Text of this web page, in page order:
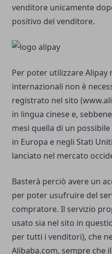
venditore unicamente
positivo del venditore.
Per poter utilizzare Alipay
internazionali non è
registrato nel sito
in lingua cinese e,
mesi quella di un
in Europa e negli Stati
lanciato nel mercato
Basterà perciò avere un
per poter usufruire del
compratore. Il servizio
usato sia nel sito in
per tutti i venditori), che
Alibaba.com, sempre che